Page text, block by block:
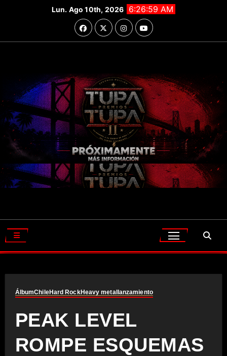
Lun. Ago 10th, 2026 6:27:01 AM
ÁlbumChileHard RockHeavy metallanzamiento
PEAK LEVEL
ROMPE ESQUEMAS